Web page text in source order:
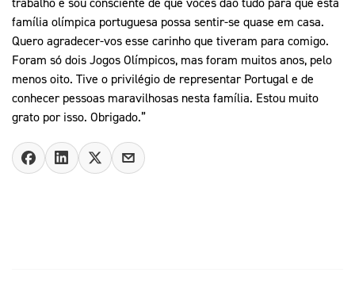
família olímpica portuguesa possa sentir-se quase em casa.
Quero agradecer-vos esse carinho que tiveram para comigo.
Foram só dois Jogos Olímpicos, mas foram muitos anos, pelo
menos oito. Tive o privilégio de representar Portugal e de
conhecer pessoas maravilhosas nesta família. Estou muito
grato por isso. Obrigado.”